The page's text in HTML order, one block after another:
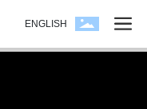
ENGLISH